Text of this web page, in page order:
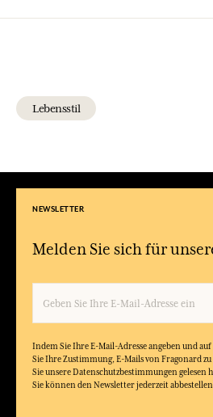
Lebensstil
NEWSLETTER
Melden Sie sich für
Indem Sie Ihre E-Mail-Adresse angeben und
Sie Ihre Zustimmung, E-Mails von Fragonard
Sie unsere Datenschutzbestimmungen gelesen
Sie können den Newsletter jederzeit